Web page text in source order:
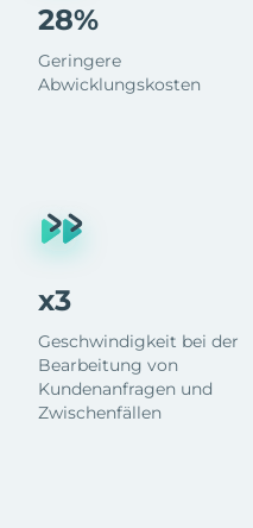
28%
Geringere
Abwicklungskosten
x3
Geschwindigkeit bei der
Bearbeitung von
Kundenanfragen und
Zwischenfällen